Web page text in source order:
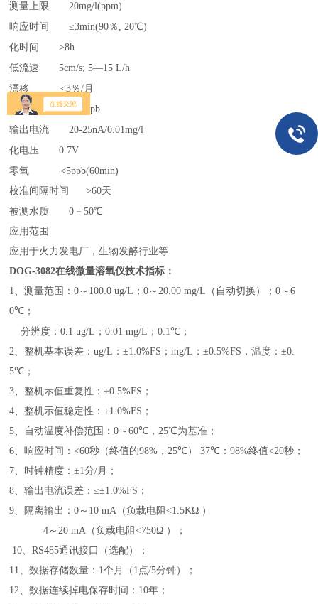
测量上限
20mg/l(ppm)
响应时间
≤3min(90％, 20℃)
化时间
>8h
低流速
5cm/s; 5—15 L/h
漂移
<3％/月
测量误差 <±1ppb
输出电流
20-25nA/0.01mg/l
化电压
0.7V
零氧
<5ppb(60min)
校准间隔时间 >60天
被测水质
0－50℃
应用范围
应用于火力发电厂，生物发酵行业等
DOG-3082在线微量溶氧仪技术指标：
1、测量范围：0 ～ 100.0 ug/L ；0 ～20.00 mg/L （自动切换）；0 ～6
0℃ ；
分辨度：0.1 ug/L ；0.01 mg/L ；0.1℃ ；
2、整机基本误差：ug/L ：±1.0%FS ；mg/L ：±0.5%FS ，温度：±0.
5℃ ；
3、整机示值重复性：±0.5%FS ；
4、整机示值稳定性：±1.0%FS ；
5、自动温度补偿范围：0 ～60℃ ，25℃为基准；
6、响应时间：<60秒（终值的98% ，25℃） 37℃ ：98%终值<20秒；
7、时钟精度：±1分/月；
8、输出电流误差：≤±1.0%FS ；
9、隔离输出：0 ～ 10 mA （负载电阻<1.5KΩ ）
4 ～20 mA （负载电阻<750Ω ）；
10、RS485通讯接口（选配）；
11、数据存储数量： 1个月（ 1 点/5分钟）；
12、数据连续掉电保存时间： 10年；